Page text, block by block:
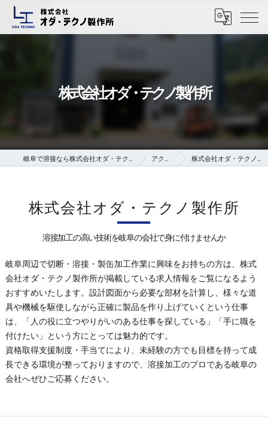
株式会社オダ・テクノ製作所
アクセス 株式会社オダ・テクノ製作所
溶接加工の高い技術を岐阜の会社で身に付けませんか
株式会社オダ・テクノ製作所
岐阜周辺で切断・溶接・製缶加工作業に興味をお持ちの方は、株式
会社オダ・テクノ製作所が掲載している求人情報をご覧になるよう
おすすめいたします。設計図面から必要な部材を計算し、様々な道
具や機械を駆使しながら正確に製品を作り上げていくという仕事
は、「人の役に立つやりがいのある仕事を探している」「手に職を
付けたい」という方にとっては魅力的です。
資格取得支援制度・手当てにより、未経験の方でも目標を持って成
長できる環境が整っておりますので、溶接加工のプロである岐阜の
会社へぜひご応募ください。